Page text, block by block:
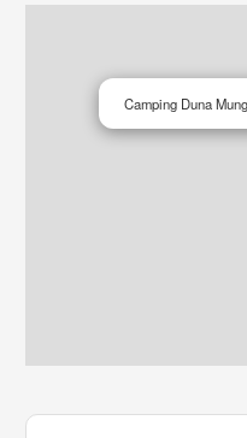
Camping Duna